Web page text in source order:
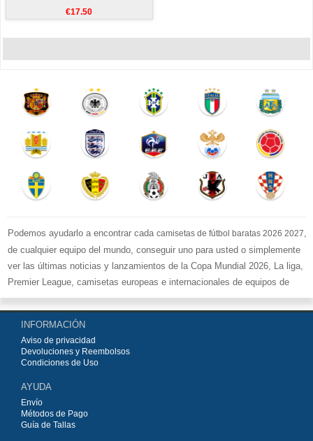
€17.50
Podemos ayudarlo a encontrar cada camisetas de fútbol baratas 2026 2027,
de cualquier equipo del mundo, conseguir uno para usted o simplemente
ver las últimas noticias y lanzamientos de la Copa Mundial 2026, La liga,
Premier League, camisetas europeas e internacionales de equipos de
fútbol y kits.
Comprecamisetas de fútbol baratas replicasen la tienda deportiva
más grande de Europa. ¡Grandes ofertas en todas las camisetas del club
de fútbol, ​​kits europeos e internacionales, todo a los precios más bajos!
Compre nuestra gran selección de
INFORMACIÓN
Aviso de privacidad
Devoluciones y Reembolsos
Condiciones de Uso
AYUDA
Envío
Métodos de Pago
Guía de Tallas